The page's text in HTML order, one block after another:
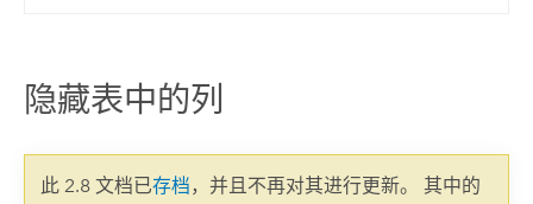
隐藏表中的列
此 2.8 文档已存档，并且不再对其进行更新。 其中的